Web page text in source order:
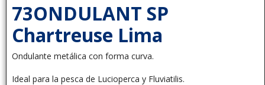
73ONDULANT SP
Chartreuse Lima
Ondulante metálica con forma curva.
Ideal para la pesca de Lucioperca y Fluviatilis.